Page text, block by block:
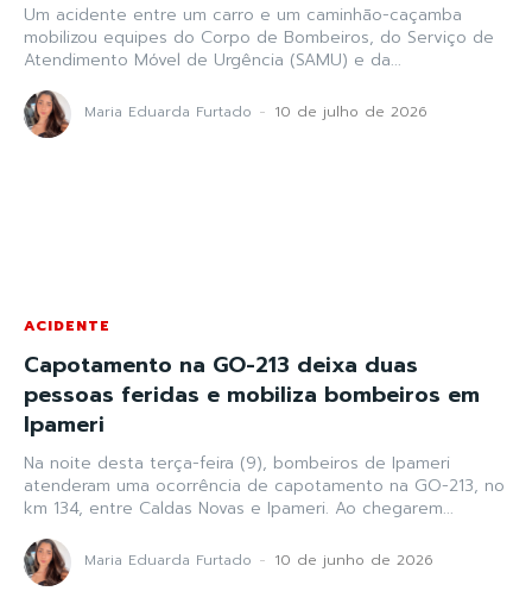
Um acidente entre um carro e um caminhão-caçamba
mobilizou equipes do Corpo de Bombeiros, do Serviço de
Atendimento Móvel de Urgência (SAMU) e da...
Maria Eduarda Furtado - 10 de julho de 2026
ACIDENTE
Capotamento na GO-213 deixa duas
pessoas feridas e mobiliza bombeiros em
Ipameri
Na noite desta terça-feira (9), bombeiros de Ipameri
atenderam uma ocorrência de capotamento na GO-213, no
km 134, entre Caldas Novas e Ipameri. Ao chegarem...
Maria Eduarda Furtado - 10 de junho de 2026